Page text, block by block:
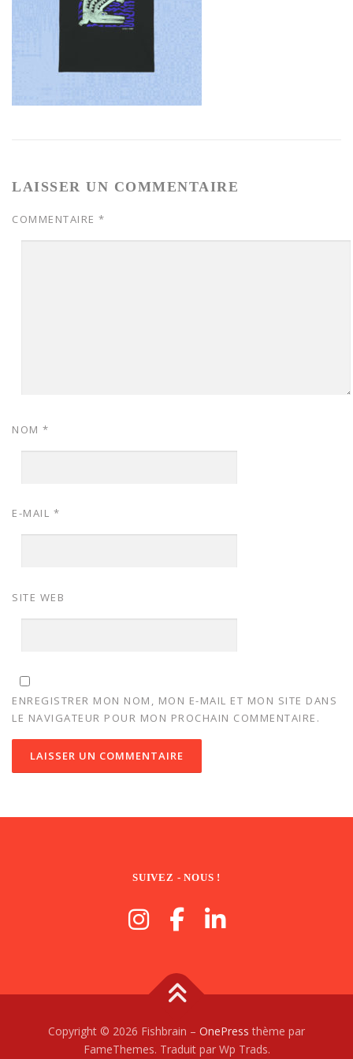
LAISSER UN COMMENTAIRE
COMMENTAIRE *
NOM *
E-MAIL *
SITE WEB
ENREGISTRER MON NOM, MON E-MAIL ET MON SITE DANS
LE NAVIGATEUR POUR MON PROCHAIN COMMENTAIRE.
SUIVEZ - NOUS !
Copyright © 2026 Fishbrain – OnePress thème par
FameThemes. Traduit par Wp Trads.